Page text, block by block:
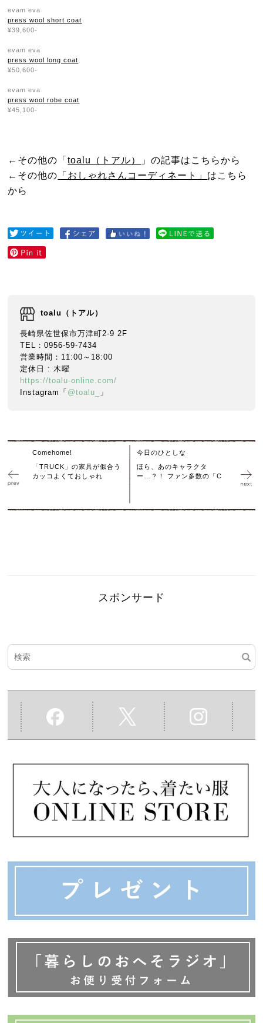
evam eva
press wool short coat
¥39,600-
evam eva
press wool long coat
¥50,600-
evam eva
press wool robe coat
¥45,100-
←その他の「toalu（トアル）
」の記事はこちらから
←その他の 「おしゃれさんコーディネート」 はこちら
から
toalu（トアル）
長崎県佐世保市万津町2-9 2F
TEL：0956-59-7434
営業時間：11:00～18:00
定休日 : 木曜
https://toalu-online.com/
Instagram「 @toalu_ 」
Comehome!
「TRUCK」の家具が似合う
カッコよくておしゃれ
今日のひとしな
ほら、あのキャラクタ
ー…？！ ファン多数の「C
スポンサード